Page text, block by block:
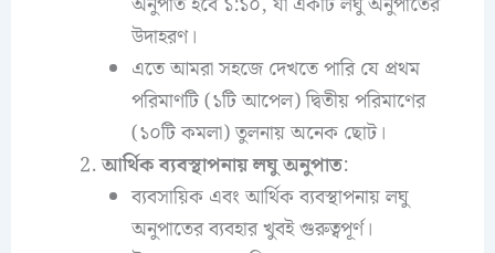
উদাহরণ।
এতে আমরা সহজে দেখতে পারি যে প্রথম
পরিমাণটি (১টি আপেল) দ্বিতীয় পরিমাণের
(১০টি কমলা) তুলনায় অনেক ছোট।
আর্থিক ব্যবস্থাপনায় লঘু অনুপাত:
ব্যবসায়িক এবং আর্থিক ব্যবস্থাপনায় লঘু
অনুপাতের ব্যবহার খুবই গুরুত্বপূর্ণ।